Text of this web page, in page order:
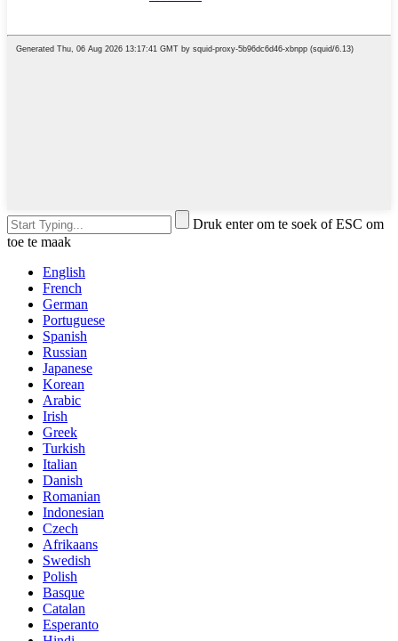
Druk enter om te soek of ESC om
toe te maak
English
French
German
Portuguese
Spanish
Russian
Japanese
Korean
Arabic
Irish
Greek
Turkish
Italian
Danish
Romanian
Indonesian
Czech
Afrikaans
Swedish
Polish
Basque
Catalan
Esperanto